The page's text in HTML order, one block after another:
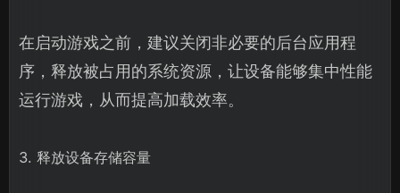
在启动游戏之前，建议关闭非必要的后台应用程
序，释放被占用的系统资源，让设备能够集中性能
运行游戏，从而提高加载效率。
3. 释放设备存储容量